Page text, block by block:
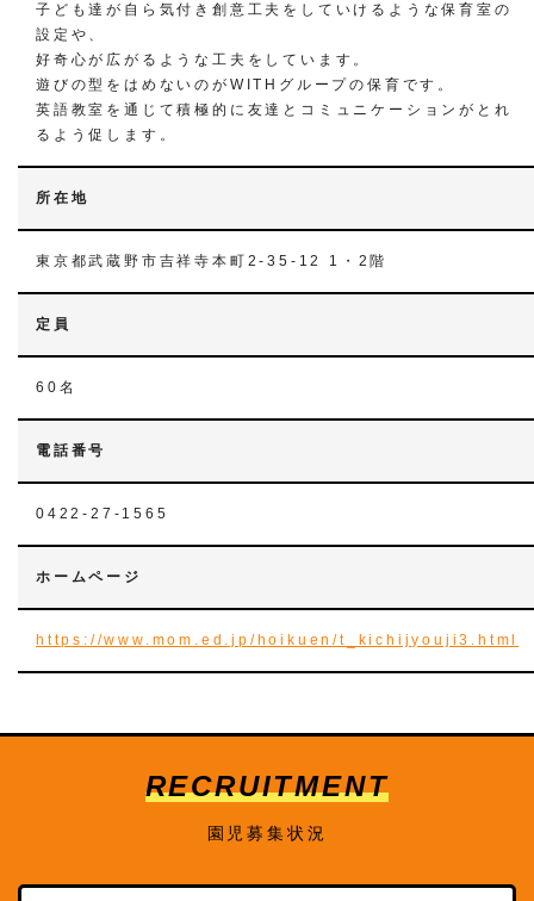
子ども達が自ら気付き創意工夫をしていけるような保育室の
設定や、
好奇心が広がるような工夫をしています。
遊びの型をはめないのがWITHグループの保育です。
英語教室を通じて積極的に友達とコミュニケーションがとれ
るよう促します。
所在地
東京都武蔵野市吉祥寺本町2-35-12 1・2階
定員
60名
電話番号
0422-27-1565
ホームページ
https://www.mom.ed.jp/hoikuen/t_kichijyouji3.html
RECRUITMENT
園児募集状況